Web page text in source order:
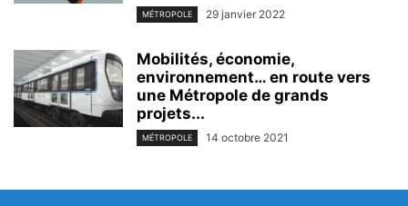
MÉTROPOLE 29 janvier 2022
Mobilités, économie,
environnement… en route vers
une Métropole de grands
projets...
MÉTROPOLE 14 octobre 2021